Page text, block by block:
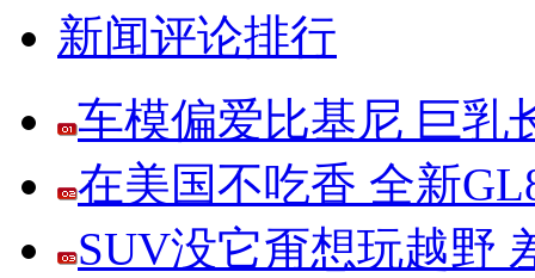
新闻评论排行
车模偏爱比基尼 巨乳
在美国不吃香 全新
SUV没它甭想玩越野